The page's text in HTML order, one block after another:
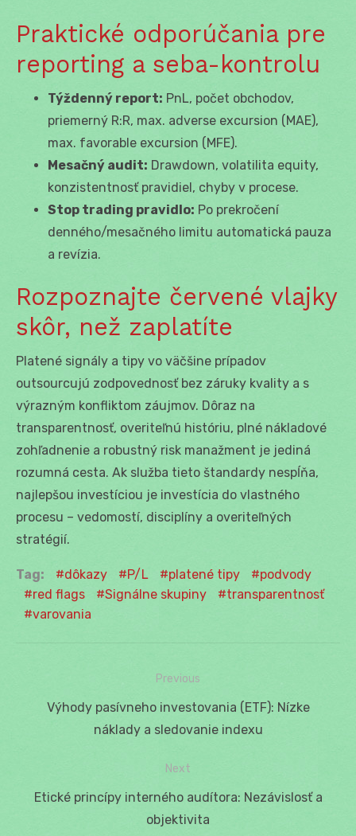
Praktické odporúčania pre
reporting a seba-kontrolu
Týždenný report: PnL, počet obchodov,
priemerný R:R, max. adverse excursion (MAE),
max. favorable excursion (MFE).
Mesačný audit: Drawdown, volatilita equity,
konzistentnosť pravidiel, chyby v procese.
Stop trading pravidlo: Po prekročení
denného/mesačného limitu automatická pauza
a revízia.
Rozpoznajte červené vlajky
skôr, než zaplatíte
Platené signály a tipy vo väčšine prípadov
outsourcujú zodpovednosť bez záruky kvality a s
výrazným konfliktom záujmov. Dôraz na
transparentnosť, overiteľnú históriu, plné nákladové
zohľadnenie a robustný risk manažment je jediná
rozumná cesta. Ak služba tieto štandardy nespĺňa,
najlepšou investíciou je investícia do vlastného
procesu – vedomostí, disciplíny a overiteľných
stratégií.
Tag: dôkazy P/L platené tipy
podvody
red flags
Signálne skupiny
transparentnosť
varovania
Navigácia
Previous
Previous
Výhody pasívneho investovania (ETF): Nízke
náklady a sledovanie indexu
Next
Next
Etické princípy interného audítora: Nezávislosť a
objektivita